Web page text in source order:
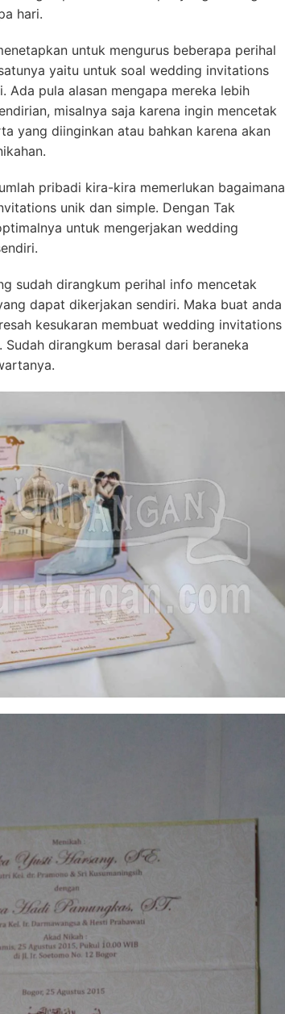
hari.
untuk mengurus beberapa perihal
yaitu untuk soal wedding invitations
Ada pula alasan mengapa mereka lebih
misalnya saja karena ingin mencetak
yang diinginkan atau bahkan karena akan
pribadi kira-kira memerlukan bagaimana
unik dan simple. Dengan Tak
untuk mengerjakan wedding
sudah dirangkum perihal info mencetak
dapat dikerjakan sendiri. Maka buat anda
kesukaran membuat wedding invitations
dirangkum berasal dari beraneka